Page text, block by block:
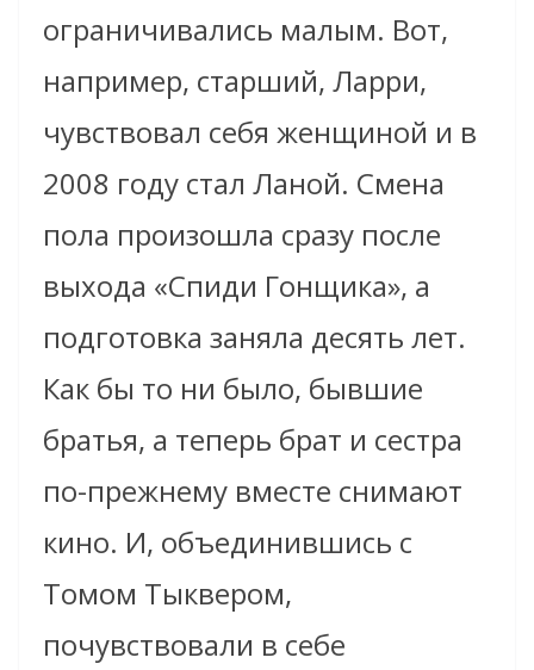
ограничивались малым. Вот,
например, старший, Ларри,
чувствовал себя женщиной и в
2008 году стал Ланой. Смена
пола произошла сразу после
выхода «Спиди Гонщика», а
подготовка заняла десять лет.
Как бы то ни было, бывшие
братья, а теперь брат и сестра
по-прежнему вместе снимают
кино. И, объединившись с
Томом Тыквером,
почувствовали в себе